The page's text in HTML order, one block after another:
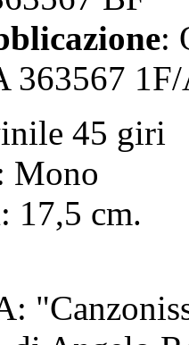
:
363567
45 giri
Mono
: 17,5 cm.